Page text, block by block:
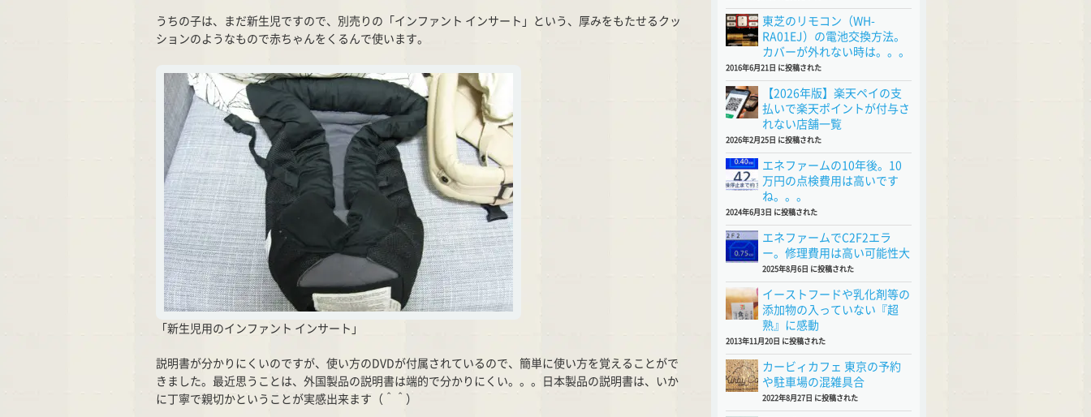
うちの子は、まだ新生児ですので、別売りの「インファント インサート」という、厚みをもたせるクッ
ションのようなもので赤ちゃんをくるんで使います。
「新生児用のインファント インサート」
説明書が分かりにくいのですが、使い方のDVDが付属されているので、簡単に使い方を覚えることがで
きました。最近思うことは、外国製品の説明書は端的で分かりにくい。。。日本製品の説明書は、いか
に丁寧で親切かということが実感出来ます（＾＾）
東芝のリモコン（WH-
RA01EJ）の電池交換方法。
カバーが外れない時は。。。
2016年6月21日 に投稿された
【2026年版】楽天ペイの支
払いで楽天ポイントが付与さ
れない店舗一覧
2026年2月25日 に投稿された
エネファームの10年後。10
万円の点検費用は高いです
ね。。。
2024年6月3日 に投稿された
エネファームでC2F2エラ
ー。修理費用は高い可能性大
2025年8月6日 に投稿された
イーストフードや乳化剤等の
添加物の入っていない『超
熟』に感動
2013年11月20日 に投稿された
カービィカフェ 東京の予約
や駐車場の混雑具合
2022年8月27日 に投稿された